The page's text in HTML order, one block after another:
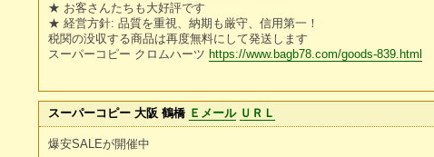
★ お客さんたちも大好評です
★ 経営方針: 品質を重視、納期も厳守、信用第一！
税関の没収する商品は再度無料にして発送します
スーパーコピー クロムハーツ https://www.bagb78.com/goods-839.html
スーパーコピー 大阪 鶴橋 Ｅメール ＵＲＬ
爆安SALEが開催中